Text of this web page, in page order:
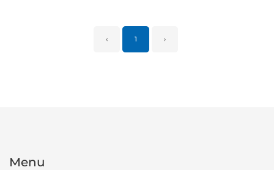
‹ 1 ›
Menu